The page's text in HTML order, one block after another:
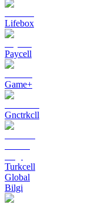
Lifebox
Paycell
Game+
Gnctrkcll
Turkcell
Global
Bilgi